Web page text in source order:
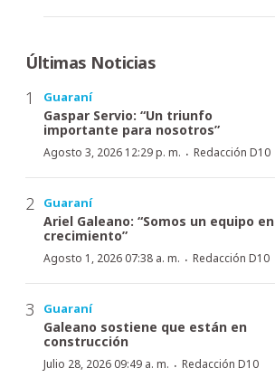
Últimas Noticias
Guaraní
Gaspar Servio: “Un triunfo
importante para nosotros”
Agosto 3, 2026 12:29 p. m. · Redacción D10
Guaraní
Ariel Galeano: “Somos un equipo en
crecimiento”
Agosto 1, 2026 07:38 a. m. · Redacción D10
Guaraní
Galeano sostiene que están en
construcción
Julio 28, 2026 09:49 a. m. · Redacción D10